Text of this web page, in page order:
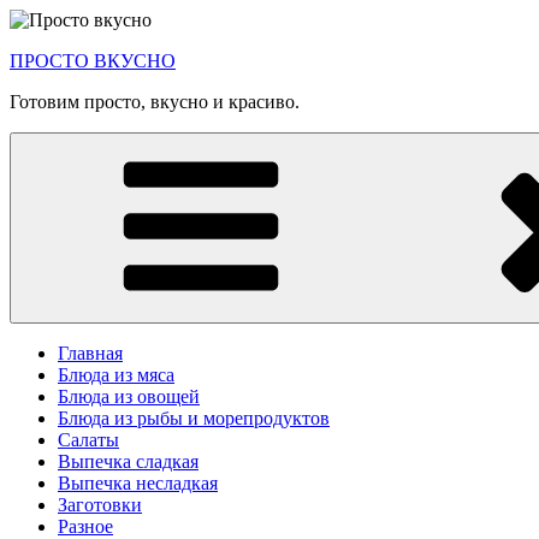
Перейти
содержимому
ПРОСТО ВКУСНО
Готовим просто, вкусно и красиво.
Главная
Блюда из мяса
Блюда из овощей
Блюда из рыбы и морепродуктов
Салаты
Выпечка сладкая
Выпечка несладкая
Заготовки
Разное